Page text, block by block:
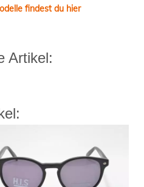
findest du hier
Artikel: